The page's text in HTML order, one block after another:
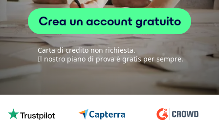
Crea un account gratuito
Carta di credito non richiesta.
Il nostro piano di prova è gratis per sempre.